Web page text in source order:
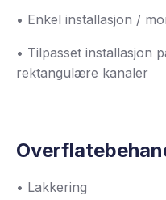
• Enkel installasjon /
• Tilpasset installasjon
rektangulære kanaler
• Lakkering